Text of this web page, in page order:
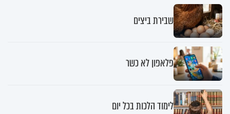
שבירת ביצים
פלאפון לא כשר
לימוד הלכות בכל יום